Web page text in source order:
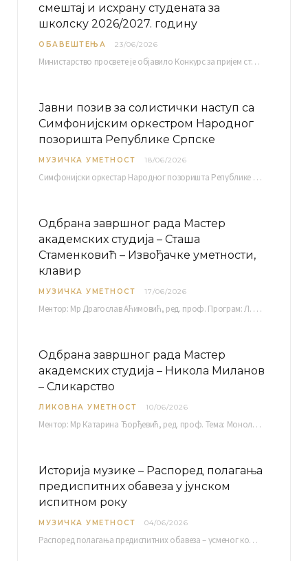
смештај и исхрану студената за
школску 2026/2027. годину
ОБАВЕШТЕЊА 23/06/2026
Министарство просвете је објавило Конкурс за пријем студената високошколских установа у Републици Србији у установе…
Јавни позив за солистички наступ са
Симфонијским оркестром Народног
позоришта Републике Српске
МУЗИЧКА УМЕТНОСТ 18/06/2026
Симфонијски оркестар Народног позоришта Републике Српске расписује јавни позив за учешће у пројекту „CRESCENDO: Нова…
Одбрана завршног рада Мастер
академских студија – Сташа
Стаменковић – Извођачке уметности,
клавир
МУЗИЧКА УМЕТНОСТ 17/06/2026
Ментор: Мр Драгослав Аћимовић, ред. проф. Програм: Л. Ван Бетовен: Соната оп. 31 бр. 2 у…
Одбрана завршног рада Мастер
академских студија – Никола Миланов
– Сликарство
ЛИКОВНА УМЕТНОСТ 10/06/2026
Ментор: Мр Катарина Ђорђевић, ред. проф. Тема: Монолог емоција Среда, 17. 06. 2026. у 15:30 сати Сала бр. 12 Факултета уметности у Нишу, Кнегиње…
Историја музике – Распоред полагања
предиспитних обавеза у јунском
испитном року
МУЗИЧКА УМЕТНОСТ 04/06/2026
Распоред полагaња предиспитних обавеза – усменог колоквијума и теста из слушања музике – објављен је…